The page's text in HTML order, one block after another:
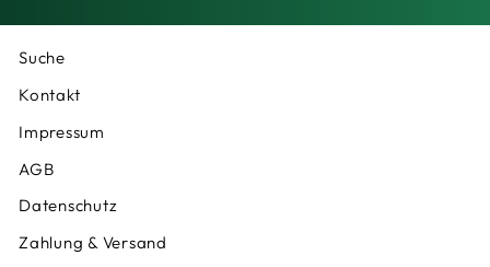
Suche
Kontakt
Impressum
AGB
Datenschutz
Zahlung & Versand